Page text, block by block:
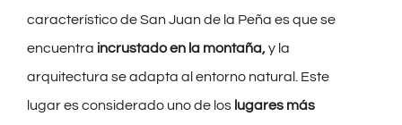
característico de San Juan de la Peña es que se
encuentra incrustado en la montaña,y la
arquitectura se adapta al entorno natural. Este
lugar es considerado uno de los lugares más